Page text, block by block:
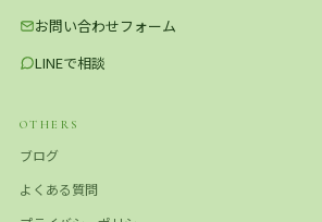
お問い合わせフォーム
LINEで相談
OTHERS
ブログ
よくある質問